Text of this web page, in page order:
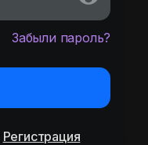
Забыли пароль?
Регистрация